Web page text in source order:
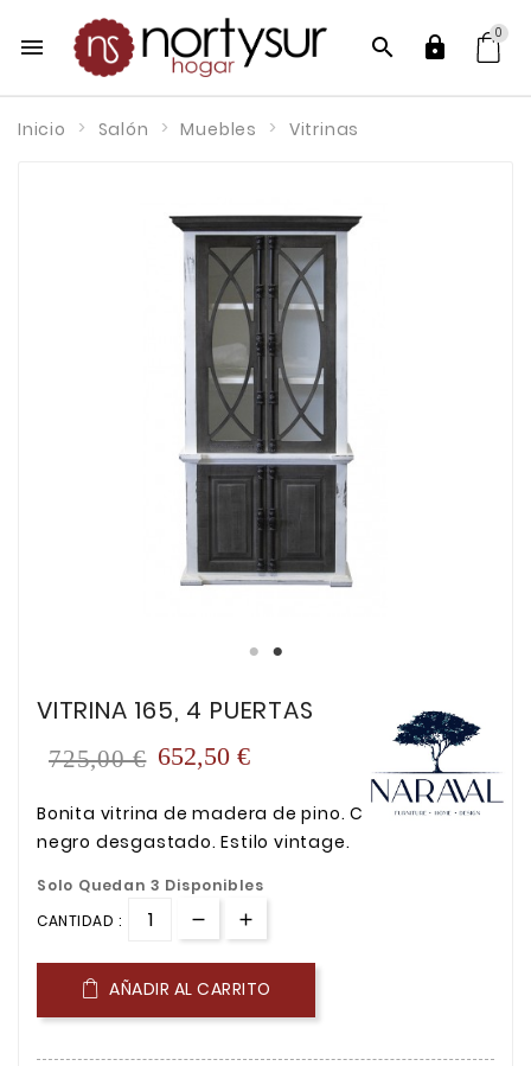
  
0
Inicio Salón Muebles Vitrinas
VITRINA 165, 4 PUERTAS
725,00 € 652,50 €
Bonita vitrina de madera de pino. Color blanco /
negro desgastado. Estilo vintage.
Solo Quedan 3 Disponibles
CANTIDAD :
AÑADIR AL CARRITO